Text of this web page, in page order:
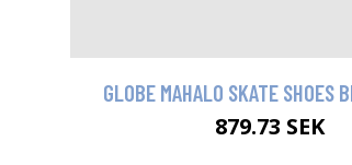
GLOBE MAHALO SKATE SHOES
879.73 SEK